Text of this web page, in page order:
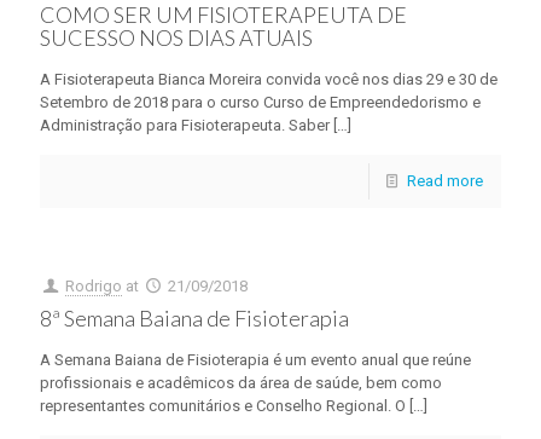
COMO SER UM FISIOTERAPEUTA DE
SUCESSO NOS DIAS ATUAIS
A Fisioterapeuta Bianca Moreira convida você nos dias 29 e 30 de
Setembro de 2018 para o curso Curso de Empreendedorismo e
Administração para Fisioterapeuta. Saber[…]
Read more
Rodrigo at 21/09/2018
8ª Semana Baiana de Fisioterapia
A Semana Baiana de Fisioterapia é um evento anual que reúne
profissionais e acadêmicos da área de saúde, bem como
representantes comunitários e Conselho Regional. O […]